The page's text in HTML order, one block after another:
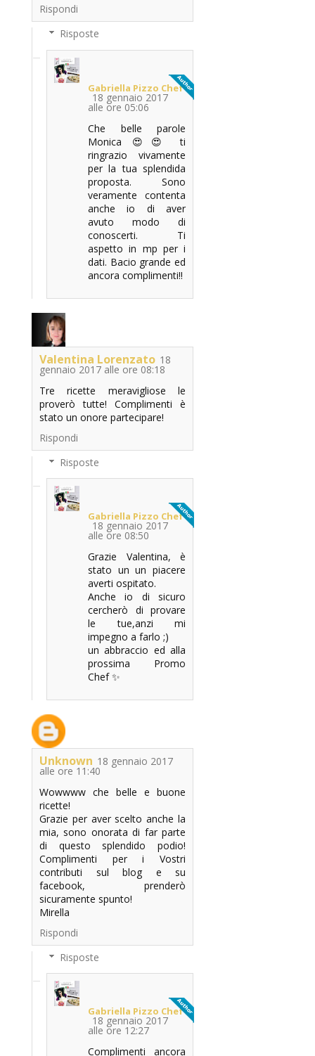
Rispondi
Risposte
Gabriella Pizzo Chef
18 gennaio 2017
alle ore 05:06
Che belle parole
Monica 😍😍 ti
ringrazio vivamente
per la tua splendida
proposta. Sono
veramente contenta
anche io di aver
avuto modo di
conoscerti. Ti
aspetto in mp per i
dati. Bacio grande ed
ancora complimenti!!
Valentina Lorenzato 18
gennaio 2017 alle ore 08:18
Tre ricette meravigliose le
proverò tutte! Complimenti è
stato un onore partecipare!
Rispondi
Risposte
Gabriella Pizzo Chef
18 gennaio 2017
alle ore 08:50
Grazie Valentina, è
stato un un piacere
averti ospitato.
Anche io di sicuro
cercherò di provare
le tue,anzi mi
impegno a farlo ;)
un abbraccio ed alla
prossima Promo
Chef ✨
Unknown 18 gennaio 2017
alle ore 11:40
Wowwww che belle e buone
ricette!
Grazie per aver scelto anche la
mia, sono onorata di far parte
di questo splendido podio!
Complimenti per i Vostri
contributi sul blog e su
facebook, prenderò
sicuramente spunto!
Mirella
Rispondi
Risposte
Gabriella Pizzo Chef
18 gennaio 2017
alle ore 12:27
Complimenti ancora